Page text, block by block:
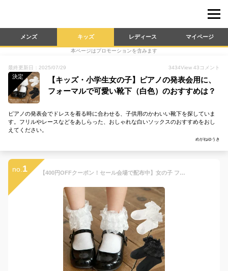
メンズ キッズ レディース マイページ
本ページはプロモーションを含みます
最終更新日：2025/07/29 3434View 43 コメント
決定
【キッズ・小学生女の子】ピアノの発表会用に、
フォーマルで可愛い靴下（白色）のおすすめは？
ピアノの発表会でドレスを着る時に合わせる、子供用のかわいい靴下を探していま
す。フリルやレースなどをあしらった、おしゃれな白いソックスのおすすめをおし
えてください。
めがねゆうき
no. 1 【400円OFFクーポン！セール会場で配布中】女の子 フォーマル 靴下 キッズ ショート丈 レース フリル 白 黒 17-18 19 20 入学式 卒業式 卒園式 結婚式 発表会 七五三 arisana メール便可